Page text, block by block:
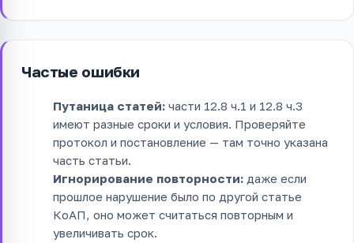
Частые ошибки
Путаница статей: части 12.8 ч.1 и 12.8 ч.3
имеют разные сроки и условия. Проверяйте
протокол и постановление — там точно указана
часть статьи.
Игнорирование повторности: даже если
прошлое нарушение было по другой статье
КоАП, оно может считаться повторным и
увеличивать срок.